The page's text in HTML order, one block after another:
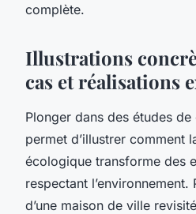
complète.
Illustrations
cas et réalisations
Plonger dans des études
permet d’illustrer comment
écologique transforme des
respectant l’environnement.
d’une maison de ville